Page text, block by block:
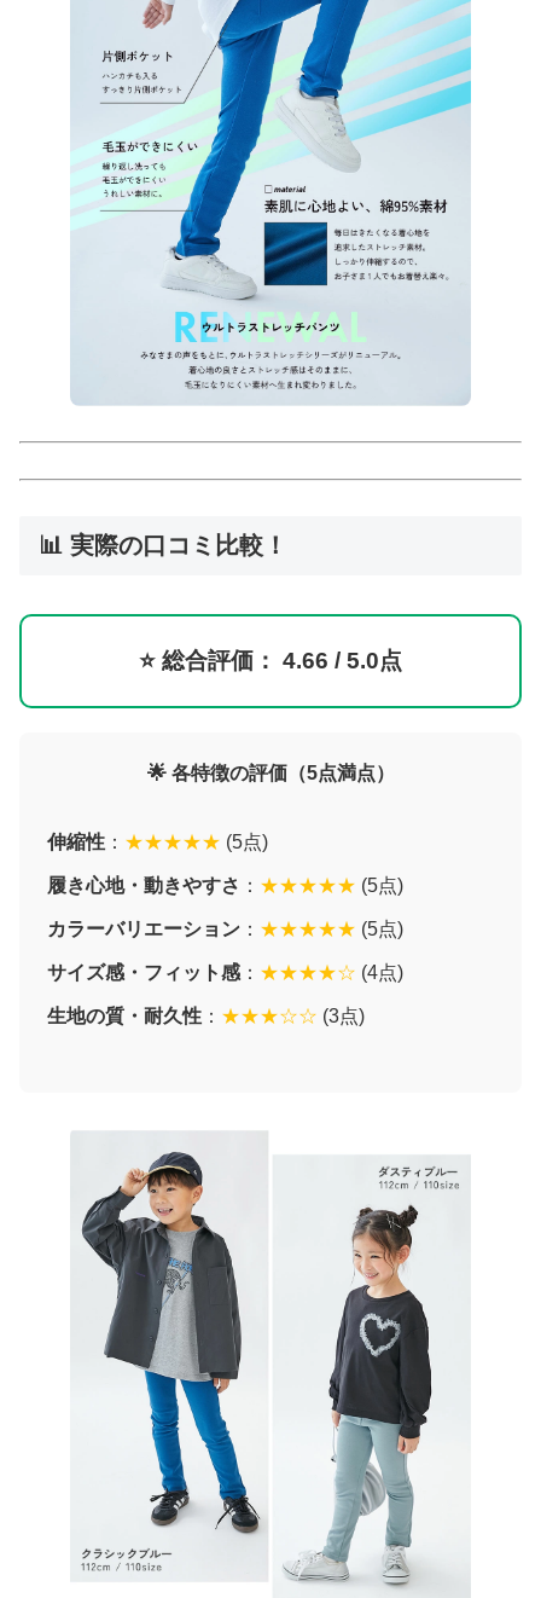
📊 実際の口コミ比較！
⭐ 総合評価： 4.66 / 5.0点
🌟 各特徴の評価（5点満点）
伸縮性 ： ★★★★★ (5点)
履き心地・動きやすさ ： ★★★★★ (5点)
カラーバリエーション ： ★★★★★ (5点)
サイズ感・フィット感 ： ★★★★☆ (4点)
生地の質・耐久性 ： ★★★☆☆ (3点)